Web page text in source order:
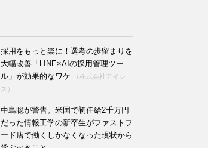
採用をもっと楽に！選考の歩留まりを
大幅改善「LINE×AIの採用管理ツー
ル」が効果的なワケ
（株式会社アイシ
ス）
中島聡が警告。米国で初任給2千万円
だった情報工学の新卒生がファストフ
ード店で働くしかなくなった現状から